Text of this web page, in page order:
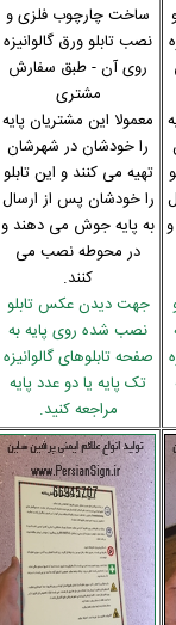
ساخت چارچوب فلزی و
نصب تابلو ورق گالوانیزه
روی آن - طبق سفارش
مشتری
معمولا این مشتریان پایه
را خودشان در شهرشان
تهیه می کنند و این تابلو
را خودشان پس از ارسال
به پایه جوش می دهند و
در محوطه نصب می
کنند.
جهت دیدن عکس تابلو
نصب شده روی پایه به
صفحه تابلوهای گالوانیزه
تک پایه یا دو عدد پایه
مراجعه کنید.